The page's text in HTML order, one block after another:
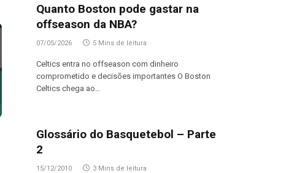
Quanto Boston pode gastar na
offseason da NBA?
07/05/2026 5 Mins de leitura
Celtics entra no offseason com dinheiro
comprometido e decisões importantes O Boston
Celtics chega ao…
Glossário do Basquetebol – Parte
2
15/12/2010 3 Mins de leitura